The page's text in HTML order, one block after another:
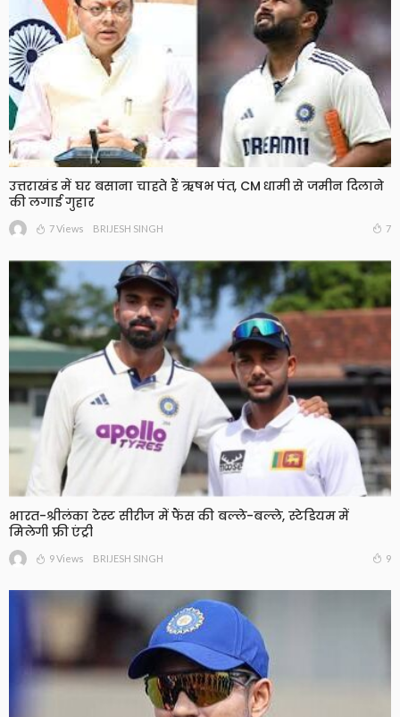
उत्तराखंड में घर बसाना चाहते हैं ऋषभ पंत, CM धामी से जमीन दिलाने
की लगाई गुहार
7 Views BRIJESH SINGH 7
भारत-श्रीलंका टेस्ट सीरीज में फैंस की बल्ले-बल्ले, स्टेडियम में
मिलेगी फ्री एंट्री
9 Views BRIJESH SINGH 9